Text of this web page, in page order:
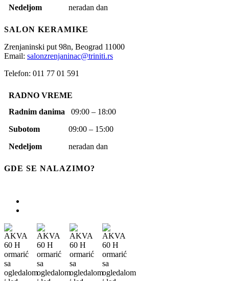
Nedeljom neradan dan
SALON KERAMIKE
Zrenjaninski put 98n, Beograd 11000
Email: salonzrenjaninac@triniti.rs
Telefon: 011 77 01 591
RADNO VREME
Radnim danima 09:00 – 18:00
Subotom 09:00 – 15:00
Nedeljom neradan dan
GDE SE NALAZIMO?